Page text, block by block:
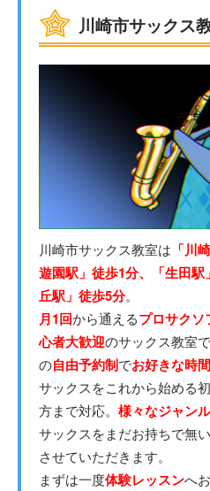
川崎市サックス
川崎市サックス教室は 「川
遊園駅」徒歩1分、「生田
丘駅」徒歩5分。
月1回から通えるプロサクソ
心者大歓迎のサックス教室
の自由予約制でお好きな時
サックスをこれから始める
方まで対応。 様々なジャンル
サックスをまだお持ちで無
させていただきます。
まずは一度体験レッスンへ